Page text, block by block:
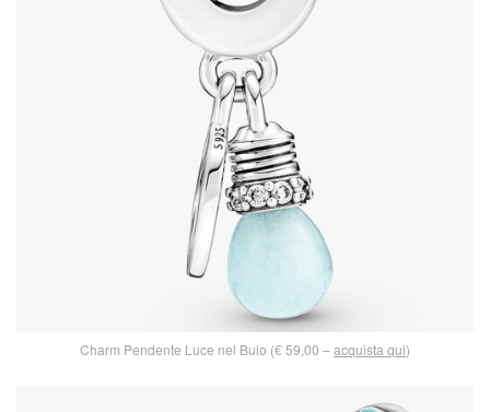
Charm Pendente Luce nel Buio (€ 59,00 –acquista qui)